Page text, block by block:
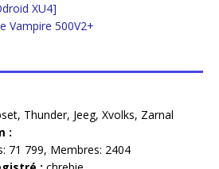
XU4]
Vampire 500V2+
, Thunder, Jeeg, Xvolks, Zarnal
:
71 799, Membres: 2404